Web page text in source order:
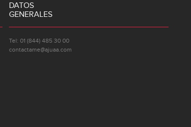
DATOS
GENERALES
Tel: 01 (844) 485 30 00
contactame@ajuaa.com